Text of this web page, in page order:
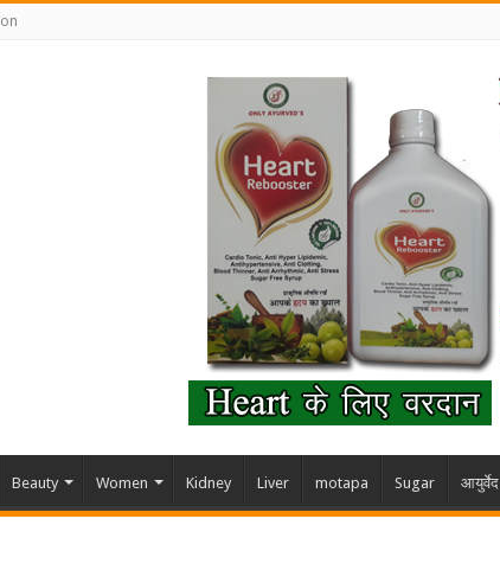
Beauty Women Kidney Liver motapa Sugar आयुर्वेद